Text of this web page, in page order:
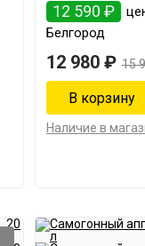
12 590 ₽
Белгород
12 980 ₽ 15
Наличие в